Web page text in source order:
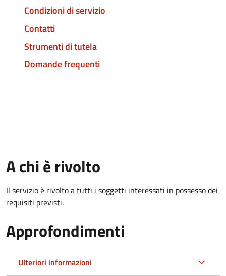
Condizioni di servizio
Contatti
Strumenti di tutela
Domande frequenti
A chi è rivolto
Il servizio è rivolto a tutti i soggetti interessati in possesso dei
requisiti previsti.
Approfondimenti
Ulteriori informazioni